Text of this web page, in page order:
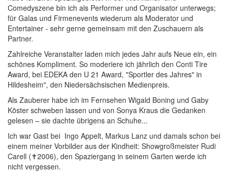
Comedyszene bin ich als Performer und Organisator unterwegs;
für Galas und Firmenevents wiederum als Moderator und
Entertainer - sehr gerne gemeinsam mit den Zuschauern als
Partner.
Zahlreiche Veranstalter laden mich jedes Jahr aufs Neue ein, ein
schönes Kompliment. So moderiere ich jährlich den Conti Tire
Award, bei EDEKA den U 21 Award, "Sportler des Jahres" in
Hildesheim", den Niedersächsischen Medienpreis.
Als Zauberer habe ich im Fernsehen Wigald Boning und Gaby
Köster schweben lassen und von Sonya Kraus die Gedanken
gelesen – sie dachte übrigens an Schuhe...
Ich war Gast bei Ingo Appelt, Markus Lanz und damals schon bei
einem meiner Vorbilder aus der Kindheit: Showgroßmeister Rudi
Carell (✝2006), den Spaziergang in seinem Garten werde ich
nicht vergessen.